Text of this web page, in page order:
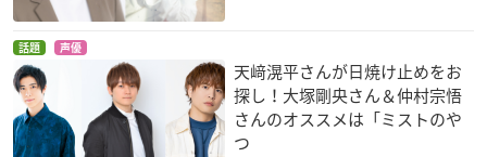
話題 声優
天﨑滉平さんが日焼け止めをお
探し！大塚剛央さん＆仲村宗悟
さんのオススメは「ミストのや
つ